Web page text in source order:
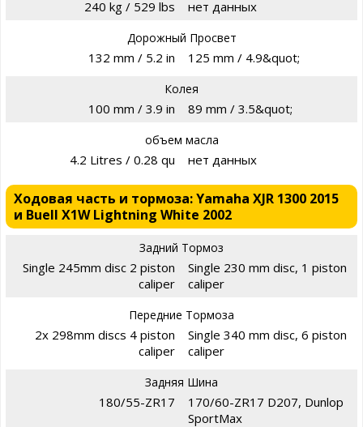
240 kg / 529 lbs нет данных
Дорожный Просвет
132 mm / 5.2 in 125 mm / 4.9&quot;
Колея
100 mm / 3.9 in 89 mm / 3.5&quot;
объем масла
4.2 Litres / 0.28 qu нет данных
Ходовая часть и тормоза: Yamaha XJR 1300 2015
и Buell X1W Lightning White 2002
Задний Тормоз
Single 245mm disc 2 piston
caliper
Single 230 mm disc, 1 piston
caliper
Передние Тормоза
2x 298mm discs 4 piston
caliper
Single 340 mm disc, 6 piston
caliper
Задняя Шина
180/55-ZR17
170/60-ZR17 D207, Dunlop
SportMax